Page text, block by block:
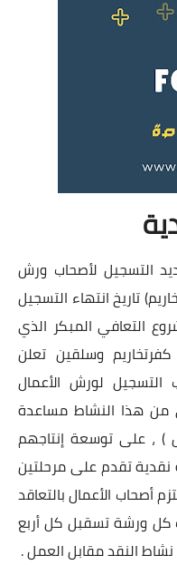
التسجيل لأصحاب ورش
تاريخ انتهاء التسجيل
10-2024 ضمن مشروع التعافي المبكر الذي
وسلقين تعلن
لورش الأعمال
من هذا النشاط مساعدة
( 20 نساء -10 رجال ) ، على توسعة إنتاجهم
خلال تقديم 30 منحة نقدية تقدم على مرحلتين
أصحاب الأعمال بالتعاقد
أشهر ، بحيث كل ورشة تسقبل كل أربع